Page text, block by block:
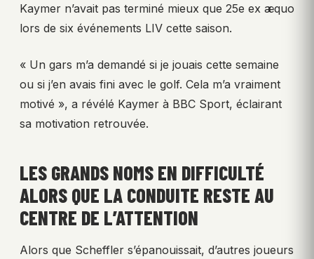
Kaymer n’avait pas terminé mieux que 25e ex æquo
lors de six événements LIV cette saison.
« Un gars m’a demandé si je jouais cette semaine
ou si j’en avais fini avec le golf. Cela m’a vraiment
motivé », a révélé Kaymer à BBC Sport, éclairant
sa motivation retrouvée.
LES GRANDS NOMS EN DIFFICULTÉ
ALORS QUE LA CONDUITE RESTE AU
CENTRE DE L’ATTENTION
Alors que Scheffler s’épanouissait, d’autres joueurs